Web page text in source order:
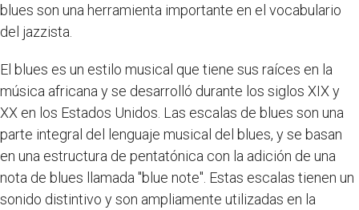
blues son una herramienta importante en el vocabulario
del jazzista.
El blues es un estilo musical que tiene sus raíces en la
música africana y se desarrolló durante los siglos XIX y
XX en los Estados Unidos. Las escalas de blues son una
parte integral del lenguaje musical del blues, y se basan
en una estructura de pentatónica con la adición de una
nota de blues llamada "blue note". Estas escalas tienen un
sonido distintivo y son ampliamente utilizadas en la